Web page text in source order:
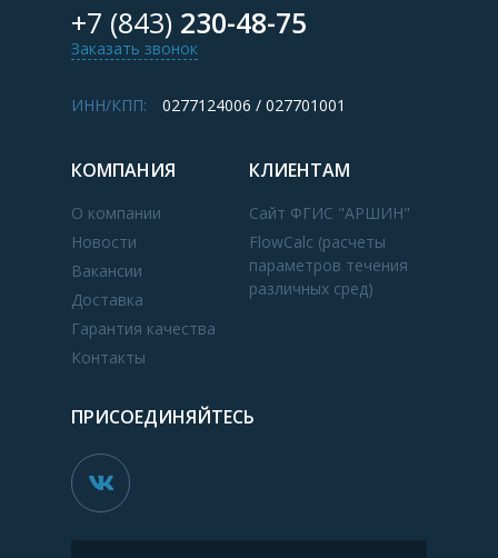
+7 (843) 230-48-75
Заказать звонок
ИНН/КПП: 0277124006 / 027701001
КОМПАНИЯ
О компании
Новости
Вакансии
Доставка
Гарантия качества
Контакты
КЛИЕНТАМ
Сайт ФГИС "АРШИН"
FlowCalc (расчеты
параметров течения
различных сред)
ПРИСОЕДИНЯЙТЕСЬ